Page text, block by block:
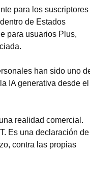
para los suscriptores
de Estados
para usuarios Plus,
han sido uno
IA generativa desde el
realidad comercial.
Es una declaración de
contra las propias